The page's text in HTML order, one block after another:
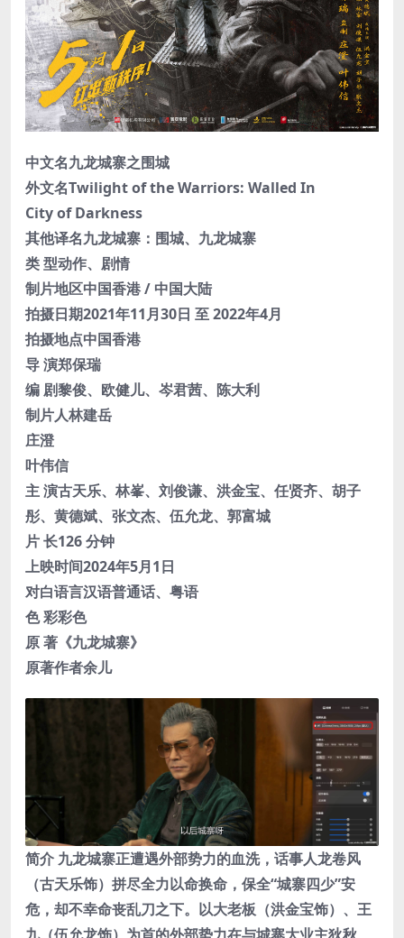
中文名九龙城寨之围城
外文名Twilight of the Warriors: Walled In
City of Darkness
其他译名九龙城寨：围城、九龙城寨
类 型动作、剧情
制片地区中国香港 / 中国大陆
拍摄日期2021年11月30日 至 2022年4月
拍摄地点中国香港
导 演郑保瑞
编 剧黎俊、欧健儿、岑君茜、陈大利
制片人林建岳
庄澄
叶伟信
主 演古天乐、林峯、刘俊谦、洪金宝、任贤齐、胡子
彤、黄德斌、张文杰、伍允龙、郭富城
片 长126 分钟
上映时间2024年5月1日
对白语言汉语普通话、粤语
色 彩彩色
原 著《九龙城寨》
原著作者余儿
简介 九龙城寨正遭遇外部势力的血洗，话事人龙卷风
（古天乐饰）拼尽全力以命换命，保全“城寨四少”安
危，却不幸命丧乱刀之下。以大老板（洪金宝饰）、王